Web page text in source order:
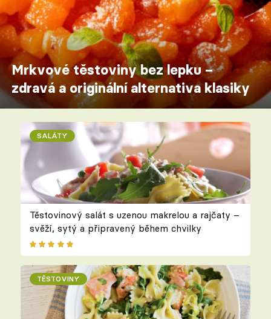
Mrkvové těstoviny bez lepku –
zdravá a originální alternativa klasiky
SALÁTY
Těstovinový salát s uzenou makrelou a rajčaty –
svěží, sytý a připravený během chvilky
TĚSTOVINY